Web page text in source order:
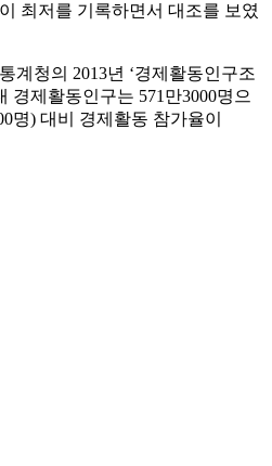
최저를 기록하면서 대조를 보였
계청의 2013년 ‘경제활동인구조
경제활동인구는 571만3000명으
명) 대비 경제활동 참가율이